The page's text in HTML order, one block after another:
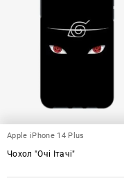
Apple iPhone 14 Plus
Чохол "Очі Ітачі"